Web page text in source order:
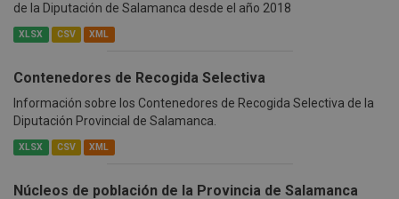
de la Diputación de Salamanca desde el año 2018
XLSX CSV XML
Contenedores de Recogida Selectiva
Información sobre los Contenedores de Recogida Selectiva de la
Diputación Provincial de Salamanca.
XLSX CSV XML
Núcleos de población de la Provincia de Salamanca